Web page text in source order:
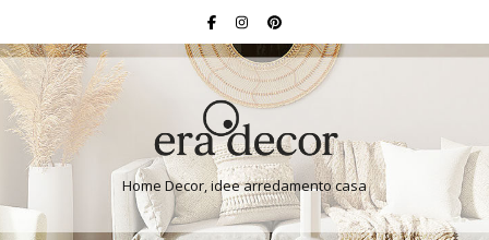
Home Decor, idee arredamento casa